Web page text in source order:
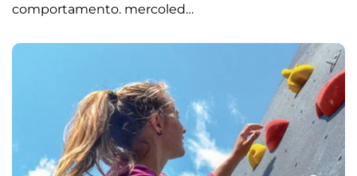
comportamento. mercoled…